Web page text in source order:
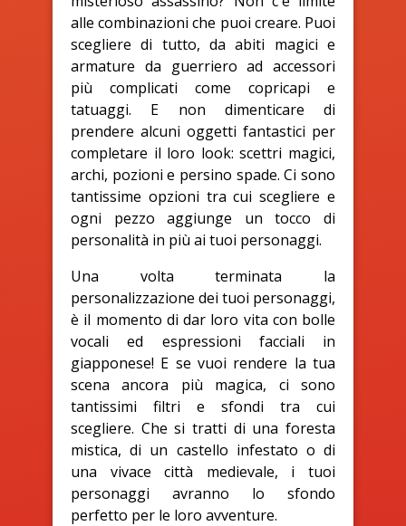
alle combinazioni che puoi creare. Puoi
scegliere di tutto, da abiti magici e
armature da guerriero ad accessori
più complicati come copricapi e
tatuaggi. E non dimenticare di
prendere alcuni oggetti fantastici per
completare il loro look: scettri magici,
archi, pozioni e persino spade. Ci sono
tantissime opzioni tra cui scegliere e
ogni pezzo aggiunge un tocco di
personalità in più ai tuoi personaggi.
Una volta terminata la
personalizzazione dei tuoi personaggi,
è il momento di dar loro vita con bolle
vocali ed espressioni facciali in
giapponese! E se vuoi rendere la tua
scena ancora più magica, ci sono
tantissimi filtri e sfondi tra cui
scegliere. Che si tratti di una foresta
mistica, di un castello infestato o di
una vivace città medievale, i tuoi
personaggi avranno lo sfondo
perfetto per le loro avventure.